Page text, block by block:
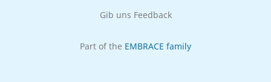
Gib uns Feedback
Part of the EMBRACE family